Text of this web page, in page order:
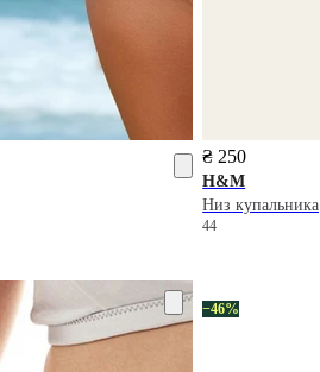
₴ 250
H&M
Низ купальника
44
−46%